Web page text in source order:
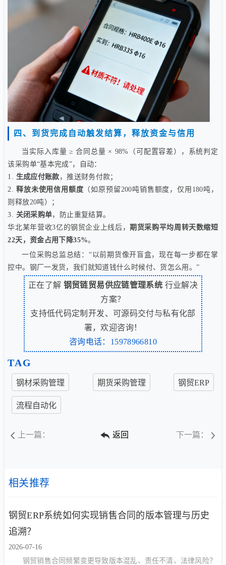
四、到货完成自动触发结算，释放资金与信用
当实际入库量 ≥ 合同总量 × 98%（可配置容差），系统判定
该采购单“基本完成”，自动：
1. 生成应付账款 ，推送财务付款；
2.释放未使用信用额度 （如原预留200吨销售额度，仅用180吨，
则释放20吨）；
3. 关闭采购单，防止重复结算。
华北某年营收3亿的钢贸企业上线后，期货采购平均周转天数缩短
22天，资金占用下降35%。
一位采购总监总结：“以前期货像开盲盒，现在每一步都在掌
控中。钢厂一发货，我们就知道钱什么时候付、货怎么用。”
正在了解 钢贸链贸易供应链管理系统 行业解决
方案？
支持低代码定制开发、可源码交付与私有化部
署，欢迎咨询！
咨询电话：15978966810
TAG
钢材采购管理 期货采购管理 钢贸ERP
流程自动化
上一篇： 返回 下一篇：
相关推荐
钢贸ERP系统如何实现销售合同的版本管理与历史
追溯？
2026-07-16
钢贸销售合同频繁变更导致版本混乱、责任不清、法律风险？